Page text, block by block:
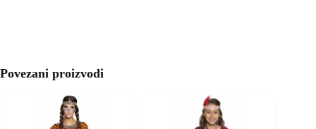
Povezani proizvodi